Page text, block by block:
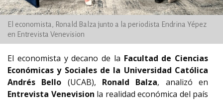
El economista, Ronald Balza junto a la periodista Endrina Yépez
en Entrevista Venevision
El economista y decano de la Facultad de Ciencias
Económicas y Sociales de la Universidad Católica
Andrés Bello (UCAB), Ronald Balza, analizó en
Entrevista Venevision la realidad económica del país